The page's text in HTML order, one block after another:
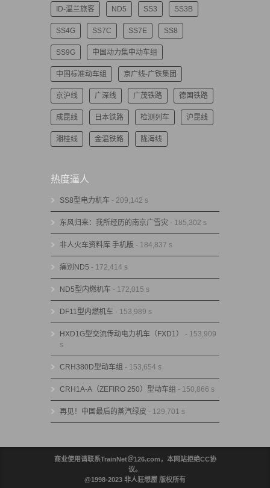
ID-温兰旅客 ND5 SS3 SS3B
SS4G SS7C SS7E SS8
SS9G 中国动力集中动车组
中国标准动车组 京广线-广铁集团
京沪线 广深线 广茂铁路 德国铁路
成昆线 日本铁路 检测列车 沪昆线
湘桂线 金温铁路 陇海线
热度逼人
SS8型电力机车 - 209,142 s
东风归来：我所经历的南京广雪灾 - 185,302 s
非人火车资料库 手机版 - 184,837 s
痛别ND5 - 172,414 s
ND5型内燃机车 - 172,015 s
DF11型内燃机车 - 153,989 s
HXD1G型交流传动电力机车（FXD1）
- 153,909
s
CRH380D型动车组 - 153,654 s
CRH1A-A（ZEFIRO 250）型动车组 - 150,866 s
再见！中国最后的蒸汽绿皮 - 129,701 s
商业使用请联系TrainNet＠126.com，本网站拒绝CC协
议。
@1998-2023 非人狂想屋 版权所有